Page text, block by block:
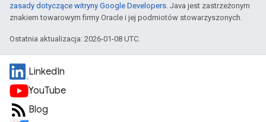
zasady dotyczące witryny Google Developers. Java jest zastrzeżonym
znakiem towarowym firmy Oracle i jej podmiotów stowarzyszonych.
Ostatnia aktualizacja: 2026-01-08 UTC.
LinkedIn
YouTube
Blog